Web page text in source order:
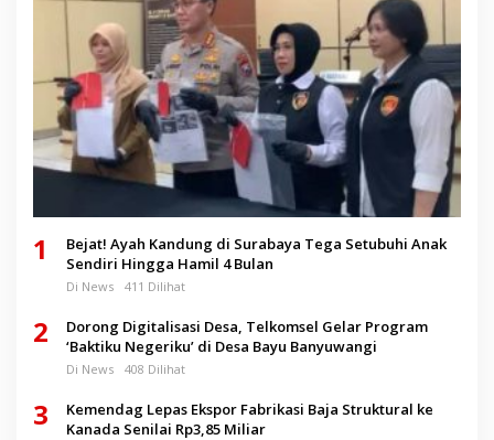
1
Bejat! Ayah Kandung di Surabaya Tega Setubuhi Anak
Sendiri Hingga Hamil 4 Bulan
Di News 411 Dilihat
2
Dorong Digitalisasi Desa, Telkomsel Gelar Program
‘Baktiku Negeriku’ di Desa Bayu Banyuwangi
Di News 408 Dilihat
3
Kemendag Lepas Ekspor Fabrikasi Baja Struktural ke
Kanada Senilai Rp3,85 Miliar